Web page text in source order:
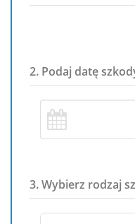
2. Podaj datę
3. Wybierz rodzaj